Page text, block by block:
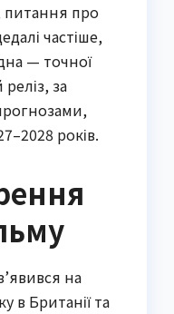
питання про
частіше,
— точної
за
років.
на
в Британії та